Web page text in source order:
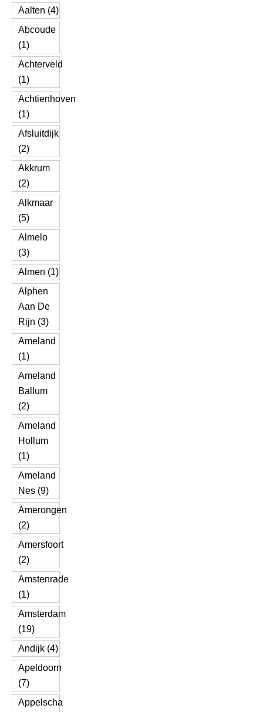
Aalten (4)
Abcoude
(1)
Achterveld
(1)
Achtienhoven
(1)
Afsluitdijk
(2)
Akkrum
(2)
Alkmaar
(5)
Almelo
(3)
Almen (1)
Alphen
Aan De
Rijn (3)
Ameland
(1)
Ameland
Ballum
(2)
Ameland
Hollum
(1)
Ameland
Nes (9)
Amerongen
(2)
Amersfoort
(2)
Amstenrade
(1)
Amsterdam
(19)
Andijk (4)
Apeldoorn
(7)
Appelscha